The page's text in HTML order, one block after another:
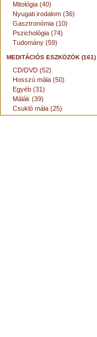
Mitológia (40)
Nyugati irodalom (36)
Gasztronómia (10)
Pszichológia (74)
Tudomány (59)
MEDITÁCIÓS ESZKÖZÖK (161)
CD/DVD (52)
Hosszú mála (50)
Egyéb (31)
Málák (39)
Csukló mála (25)